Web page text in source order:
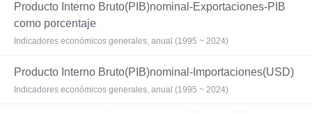
Producto Interno Bruto(PIB)nominal-Exportaciones-PIB
como porcentaje
Indicadores económicos generales, anual (1995 ~ 2024)
Producto Interno Bruto(PIB)nominal-Importaciones(USD)
Indicadores económicos generales, anual (1995 ~ 2024)